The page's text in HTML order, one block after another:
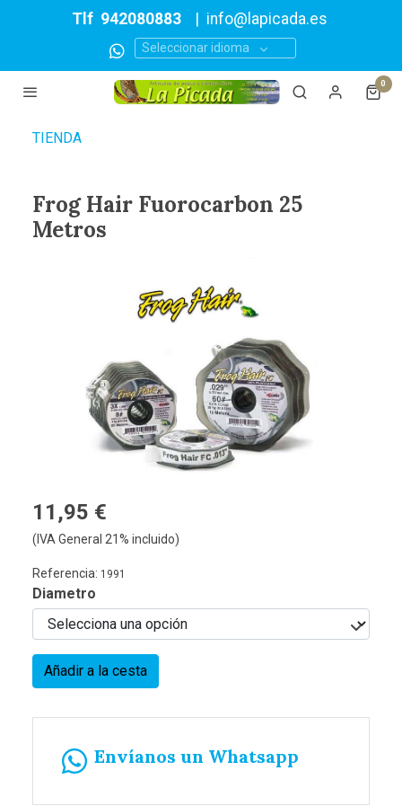
Tlf 942080883 info@lapicada.es
Seleccionar idioma
0
TIENDA
Frog Hair Fuorocarbon 25
Metros
11,95 €
(IVA General 21% incluido)
Referencia: 1991
Diametro
Añadir a la cesta
Envíanos un Whatsapp